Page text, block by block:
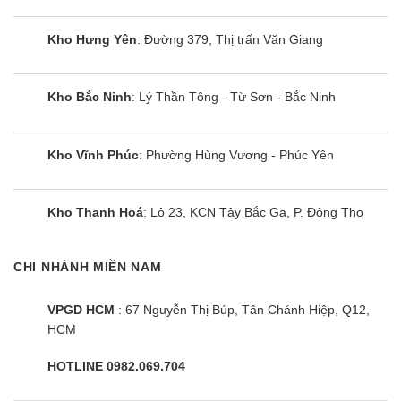
✅ Giao lắp: Sau 2 ~ 4h đặt hàng
Kho Hưng Yên: Đường 379, Thị trấn Văn Giang
Kho Bắc Ninh: Lý Thần Tông - Từ Sơn - Bắc Ninh
Kho Vĩnh Phúc: Phường Hùng Vương - Phúc Yên
Kho Thanh Hoá: Lô 23, KCN Tây Bắc Ga, P. Đông Thọ
CHI NHÁNH MIỀN NAM
VPGD HCM : 67 Nguyễn Thị Búp, Tân Chánh Hiệp, Q12,
HCM
HOTLINE 0982.069.704